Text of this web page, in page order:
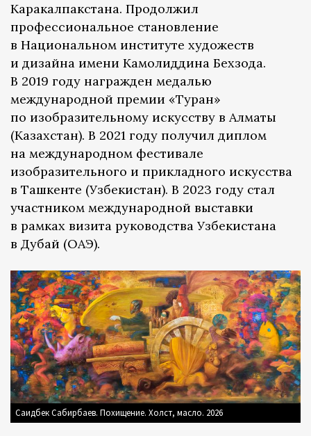
Каракалпакстана. Продолжил
профессиональное становление
в Национальном институте художеств
и дизайна имени Камолиддина Бехзода.
В 2019 году награжден медалью
международной премии «Туран»
по изобразительному искусству в Алматы
(Казахстан). В 2021 году получил диплом
на международном фестивале
изобразительного и прикладного искусства
в Ташкенте (Узбекистан). В 2023 году стал
участником международной выставки
в рамках визита руководства Узбекистана
в Дубай (ОАЭ).
Саидбек Сабирбаев. Похищение. Холст, масло. 2026